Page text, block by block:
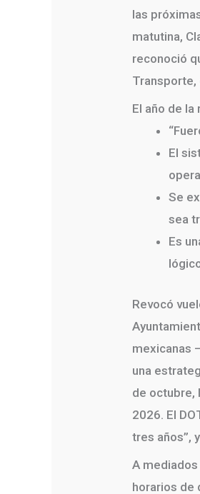
las
matutina,
reconoció
Transporte,
El año de
El
Se
sea
Es
Revocó
mexicanas
una
de octubre,
2026. El
tres años”,
A
horarios de